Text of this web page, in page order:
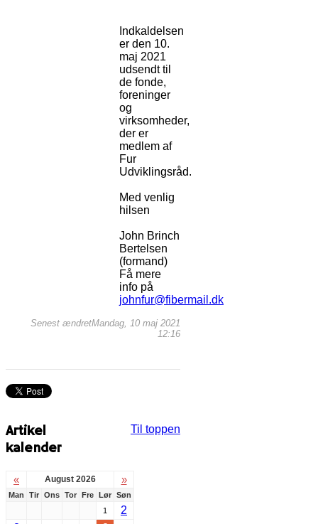
Indkaldelsen
er den 10.
maj 2021
udsendt til
de fonde,
foreninger
og
virksomheder,
der er
medlem af
Fur
Udviklingsråd.
Med venlig
hilsen
John Brinch
Bertelsen
(formand)
Få mere
info på
johnfur@fibermail.dk
Senest ændretMandag, 10 maj 2021
12:16
Til toppen
Artikel
kalender
« August 2026 »
Man Tir Ons Tor Fre Lør Søn
1
2